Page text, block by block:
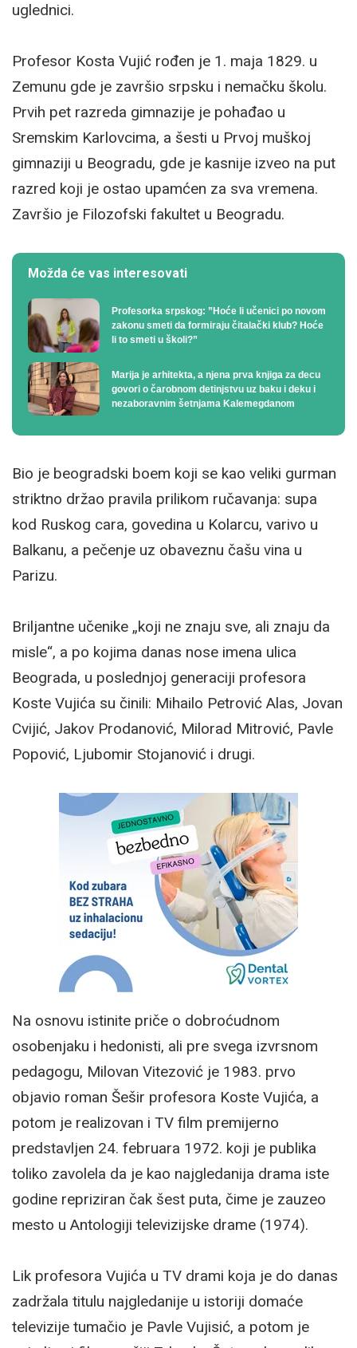
uglednici.
Profesor Kosta Vujić rođen je 1. maja 1829. u
Zemunu gde je završio srpsku i nemačku školu.
Prvih pet razreda gimnazije je pohađao u
Sremskim Karlovcima, a šesti u Prvoj muškoj
gimnaziji u Beogradu, gde je kasnije izveo na put
razred koji je ostao upamćen za sva vremena.
Završio je Filozofski fakultet u Beogradu.
Možda će vas interesovati
Profesorka srpskog: ”Hoće li učenici po novom
zakonu smeti da formiraju čitalački klub? Hoće
li to smeti u školi?”
Marija je arhitekta, a njena prva knjiga za decu
govori o čarobnom detinjstvu uz baku i deku i
nezaboravnim šetnjama Kalemegdanom
Bio je beogradski boem koji se kao veliki gurman
striktno držao pravila prilikom ručavanja: supa
kod Ruskog cara, govedina u Kolarcu, varivo u
Balkanu, a pečenje uz obaveznu čašu vina u
Parizu.
Briljantne učenike „koji ne znaju sve, ali znaju da
misle“, a po kojima danas nose imena ulica
Beograda, u poslednjoj generaciji profesora
Koste Vujića su činili: Mihailo Petrović Alas, Jovan
Cvijić, Jakov Prodanović, Milorad Mitrović, Pavle
Popović, Ljubomir Stojanović i drugi.
Na osnovu istinite priče o dobroćudnom
osobenjaku i hedonisti, ali pre svega izvrsnom
pedagogu, Milovan Vitezović je 1983. prvo
objavio roman Šešir profesora Koste Vujića, a
potom je realizovan i TV film premijerno
predstavljen 24. februara 1972. koji je publika
toliko zavolela da je kao najgledanija drama iste
godine repriziran čak šest puta, čime je zauzeo
mesto u Antologiji televizijske drame (1974).
Lik profesora Vujića u TV drami koja je do danas
zadržala titulu najgledanije u istoriji domaće
televizije tumačio je Pavle Vujisić, a potom je